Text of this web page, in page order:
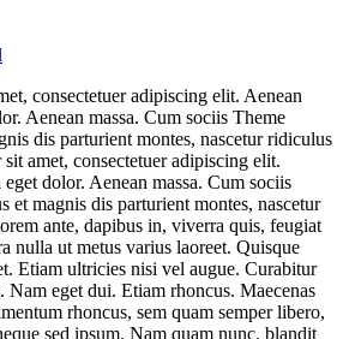
consectetuer adipiscing elit. Aenean
Aenean massa. Cum sociis Theme
dis parturient montes, nascetur ridiculus
amet, consectetuer adipiscing elit.
dolor. Aenean massa. Cum sociis
et magnis dis parturient montes, nascetur
ante, dapibus in, viverra quis, feugiat
nulla ut metus varius laoreet. Quisque
Etiam ultricies nisi vel augue. Curabitur
eget dui. Etiam rhoncus. Maecenas
rhoncus, sem quam semper libero,
sed ipsum. Nam quam nunc, blandit